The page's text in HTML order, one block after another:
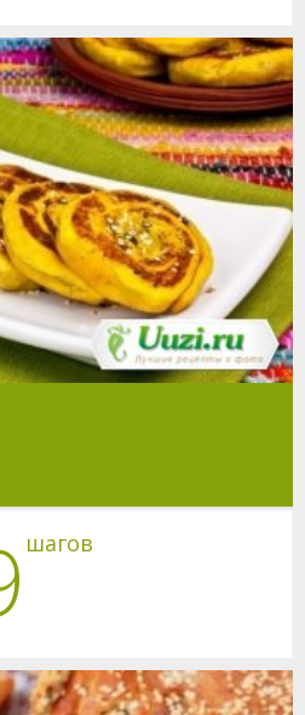
шагов